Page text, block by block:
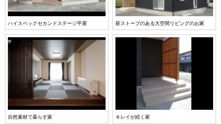
ハイスペックセカンドステージ平屋 薪ストーブのある大空間リビングのお家
自然素材で暮らす家 キレイが続く家